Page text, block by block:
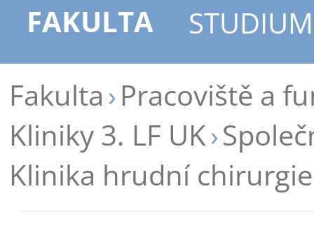
FAKULTA
STUDIUM
Fakulta Pracoviště a
Kliniky 3. LF UK
Klinika hrudní chirurgie